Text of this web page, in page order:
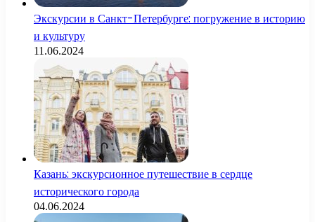
Экскурсии в Санкт-Петербурге: погружение в историю
и культуру
11.06.2024
Казань: экскурсионное путешествие в сердце
исторического города
04.06.2024